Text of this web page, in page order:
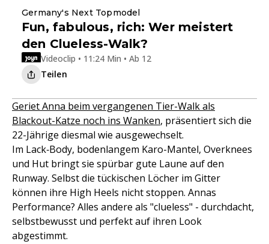
Germany's Next Topmodel
Fun, fabulous, rich: Wer meistert
den Clueless-Walk?
Videoclip • 11:24 Min • Ab 12
Teilen
Geriet Anna beim vergangenen Tier-Walk als
Blackout-Katze noch ins Wanken, präsentiert sich die
22-Jährige diesmal wie ausgewechselt.
Im Lack‑Body, bodenlangem Karo-Mantel, Overknees
und Hut bringt sie spürbar gute Laune auf den
Runway. Selbst die tückischen Löcher im Gitter
können ihre High Heels nicht stoppen. Annas
Performance? Alles andere als "clueless" - durchdacht,
selbstbewusst und perfekt auf ihren Look
abgestimmt.